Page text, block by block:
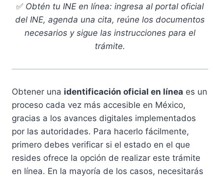
✅ Obtén tu INE en línea: ingresa al portal oficial
del INE, agenda una cita, reúne los documentos
necesarios y sigue las instrucciones para el
trámite.
Obtener una identificación oficial en línea es un
proceso cada vez más accesible en México,
gracias a los avances digitales implementados
por las autoridades. Para hacerlo fácilmente,
primero debes verificar si el estado en el que
resides ofrece la opción de realizar este trámite
en línea. En la mayoría de los casos, necesitarás